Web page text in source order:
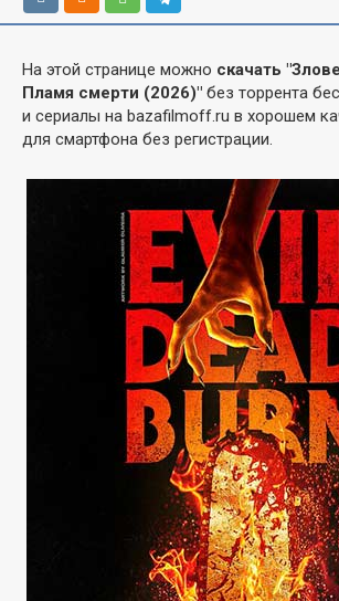
На этой странице можно скачать
Пламя смерти (2026)" без торрента
и сериалы на bazafilmoff.ru в хорошем
для смартфона без регистрации.